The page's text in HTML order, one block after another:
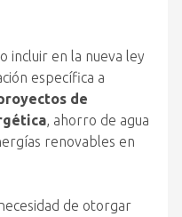
incluir en la nueva ley
específica a
de
, ahorro de agua
renovables en
de otorgar